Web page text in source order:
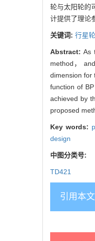
轮与太阳轮的
计提供了理论
关键词: 行星
Abstract:As
method，
dimension for
function of
achieved by
proposed
Key words:
design
中图分类号:
TD421
引用本文